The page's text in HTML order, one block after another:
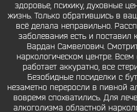
здоровье, психику, духовные
жизнь. Только обратившись в
всё делала неправильно.
заболевания есть и поставил
Вардан Самвелович.
наркологическом центре.
работает аккуратно, все
Безобидные посиделки с
незаметно переросли в пивной
вовремя спохватились. Для
алкоголизма областной